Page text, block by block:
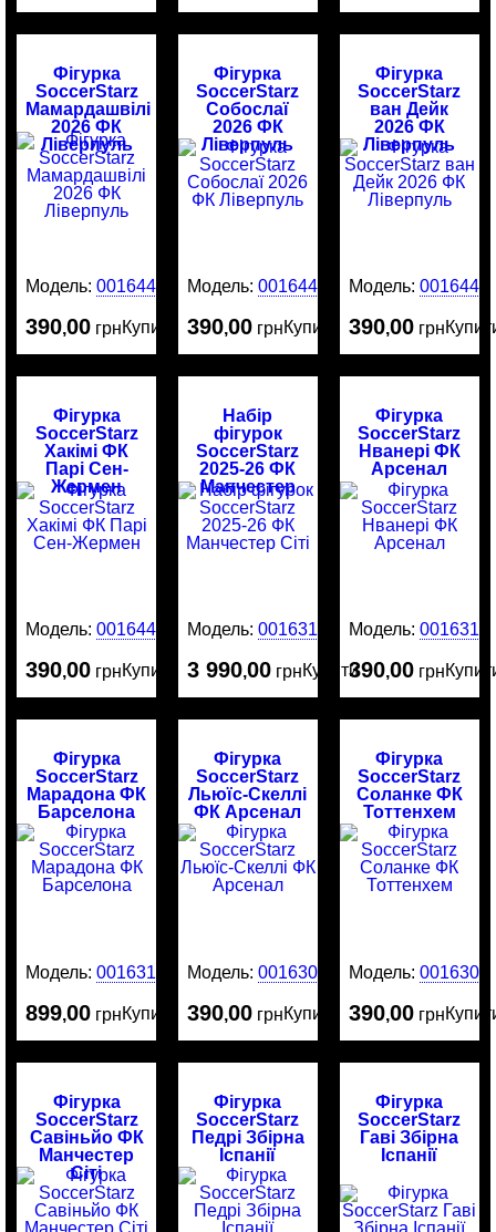
Фігурка
SoccerStarz
Мамардашвілі
2026 ФК
Ліверпуль
Модель:0016449
390,00 грнКупити
Фігурка
SoccerStarz
Собослаї
2026 ФК
Ліверпуль
Модель:0016448
390,00 грнКупити
Фігурка
SoccerStarz
ван Дейк
2026 ФК
Ліверпуль
Модель: 0016446
390,00 грн
Фігурка
SoccerStarz
Хакімі ФК
Парі Сен-
Жермен
Модель:0016445
390,00 грнКупити
Набір
фігурок
SoccerStarz
2025-26 ФК
Манчестер
Сіті
Модель:0016316
3 990,00 грнКупити
Фігурка
SoccerStarz
Нванері ФК
Арсенал
Модель: 0016314
390,00 грн
Фігурка
SoccerStarz
Марадона ФК
Барселона
Модель:0016313
899,00 грнКупити
Фігурка
SoccerStarz
Льюїс-Скеллі
ФК Арсенал
Модель:0016305
390,00 грнКупити
Фігурка
SoccerStarz
Соланке ФК
Тоттенхем
Модель: 0016304
390,00 грн
Фігурка
SoccerStarz
Савіньйо ФК
Манчестер
Сіті
Фігурка
SoccerStarz
Педрі Збірна
Іспанії
Фігурка
SoccerStarz
Гаві Збірна
Іспанії